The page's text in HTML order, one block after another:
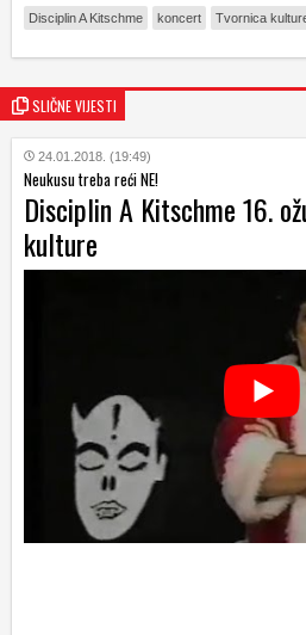
Disciplin A Kitschme koncert Tvornica
SLIČNE VIJESTI
24.01.2018. (19:49)
Neukusu treba reći NE!
Disciplin A Kitschme 16.
kulture